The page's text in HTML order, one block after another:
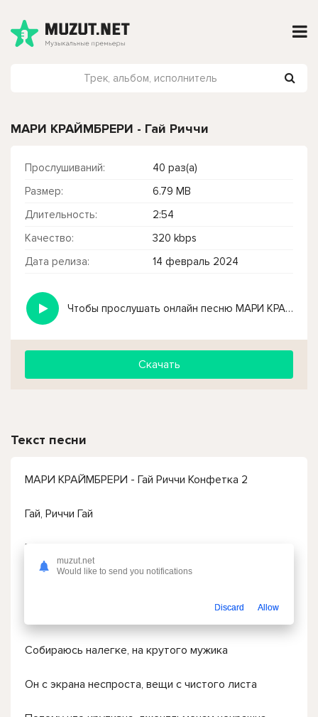
МАРИ КРАЙМБРЕРИ - Гай Риччи
Прослушиваний:
40 раз(а)
Размер:
6.79 MB
Длительность:
2:54
Качество:
320 kbps
Дата релиза:
14 февраль 2024
Чтобы прослушать онлайн песню МАРИ КРАЙМБРЕРИ - Гай Риччи нажмите на кнопку плей с светом зелений
Скачать
Текст песни
МАРИ КРАЙМБРЕРИ - Гай Риччи Конфетка 2
Гай, Риччи Гай
Гай, зажигай
Собираюсь налегке, на крутого мужика
Он с экрана неспроста, вещи с чистого листа
muzut.net
Would like to send you notifications
Discard Allow